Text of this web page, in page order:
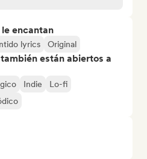
encantan
lyrics Original
están abiertos a
Indie
Lo-fi